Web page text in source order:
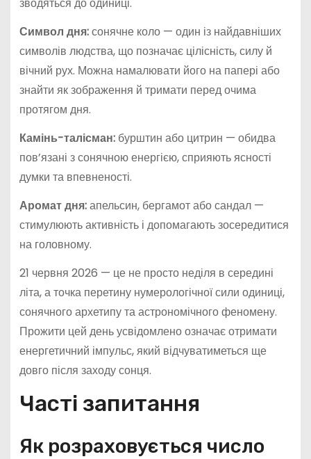
зводяться до одиниці.
Символ дня:сонячне коло — один із найдавніших
символів людства, що позначає цілісність, силу й
вічний рух. Можна намалювати його на папері або
знайти як зображення й тримати перед очима
протягом дня.
Камінь-талісман:бурштин або цитрин — обидва
пов’язані з сонячною енергією, сприяють ясності
думки та впевненості.
Аромат дня:апельсин, бергамот або сандал —
стимулюють активність і допомагають зосередитися
на головному.
21 червня 2026 — це не просто неділя в середині
літа, а точка перетину нумерологічної сили одиниці,
сонячного архетипу та астрономічного феномену.
Прожити цей день усвідомлено означає отримати
енергетичний імпульс, який відчуватиметься ще
довго після заходу сонця.
Часті запитання
Як розраховується число